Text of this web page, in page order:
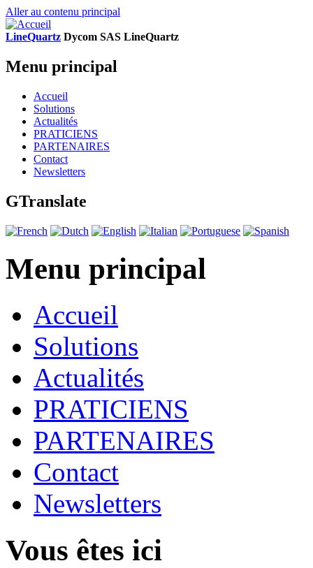
Aller au contenu principal
LineQuartz Dycom SAS LineQuartz
Menu principal
Accueil
Solutions
Actualités
PRATICIENS
PARTENAIRES
Contact
Newsletters
GTranslate
Menu principal
Accueil
Solutions
Actualités
PRATICIENS
PARTENAIRES
Contact
Newsletters
Vous êtes ici